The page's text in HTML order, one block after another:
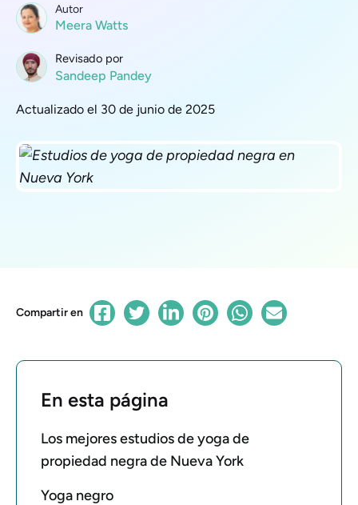
Autor
Meera Watts
Revisado por
Sandeep Pandey
Actualizado el 30 de junio de 2025
Compartir en
En esta página
Los mejores estudios de yoga de
propiedad negra de Nueva York
Yoga negro